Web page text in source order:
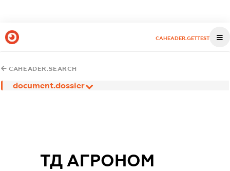
CAHEADER.GETTEST
CAHEADER.SEARCH
document.dossier
ТД АГРОНОМ